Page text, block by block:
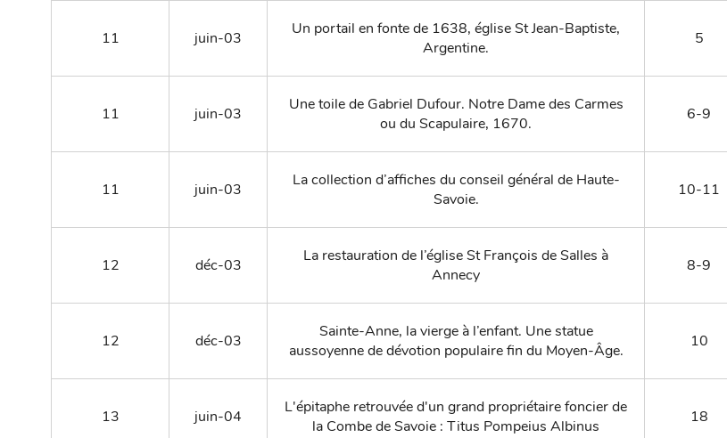
11 juin-03
Un portail en fonte de 1638, église St Jean-Baptiste,
Argentine.
5
11 juin-03
Une toile de Gabriel Dufour. Notre Dame des Carmes
ou du Scapulaire, 1670.
6-9
11 juin-03
La collection d’affiches du conseil général de Haute-
Savoie.
10-11
12 déc-03
La restauration de l’église St François de Salles à
Annecy
8-9
12 déc-03
Sainte-Anne, la vierge à l’enfant. Une statue
aussoyenne de dévotion populaire fin du Moyen-Âge.
10
13 juin-04
L'épitaphe retrouvée d'un grand propriétaire foncier de
la Combe de Savoie : Titus Pompeius Albinus
18